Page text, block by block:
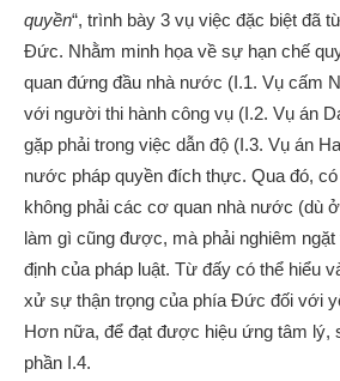
quyền“, trình bày 3 vụ việc đặc biệt đã
Đức. Nhằm minh họa về sự hạn chế
quan đứng đầu nhà nước (I.1. Vụ cấm
với người thi hành công vụ (I.2. Vụ án
gặp phải trong việc dẫn độ (I.3. Vụ án
nước pháp quyền đích thực. Qua đó,
không phải các cơ quan nhà nước (dù
làm gì cũng được, mà phải nghiêm
định của pháp luật. Từ đấy có thể hiểu
xử sự thận trọng của phía Đức đối với
Hơn nữa, để đạt được hiệu ứng tâm lý,
phần I.4.